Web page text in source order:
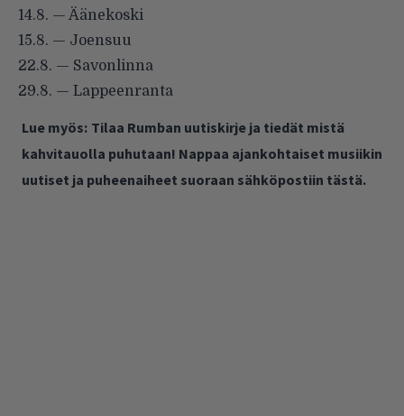
14.8. — Äänekoski
15.8. — Joensuu
22.8. — Savonlinna
29.8. — Lappeenranta
Lue myös: Tilaa Rumban uutiskirje ja tiedät mistä
kahvitauolla puhutaan! Nappaa ajankohtaiset musiikin
uutiset ja puheenaiheet suoraan sähköpostiin tästä.